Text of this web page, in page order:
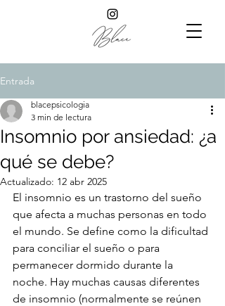
Entrada
Insomnio por ansiedad: ¿a
qué se debe?
blacepsicologia
3 min de lectura
Actualizado: 12 abr 2025
El insomnio es un trastorno del sueño
que afecta a muchas personas en todo
el mundo. Se define como la dificultad
para conciliar el sueño o para
permanecer dormido durante la
noche. Hay muchas causas diferentes
de insomnio (normalmente se reúnen